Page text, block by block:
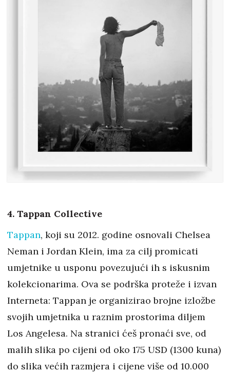
4. Tappan Collective
Tappan, koji su 2012. godine osnovali Chelsea
Neman i Jordan Klein, ima za cilj promicati
umjetnike u usponu povezujući ih s iskusnim
kolekcionarima. Ova se podrška proteže i izvan
Interneta: Tappan je organizirao brojne izložbe
svojih umjetnika u raznim prostorima diljem
Los Angelesa. Na stranici ćeš pronaći sve, od
malih slika po cijeni od oko 175 USD (1300 kuna)
do slika većih razmjera i cijene više od 10.000